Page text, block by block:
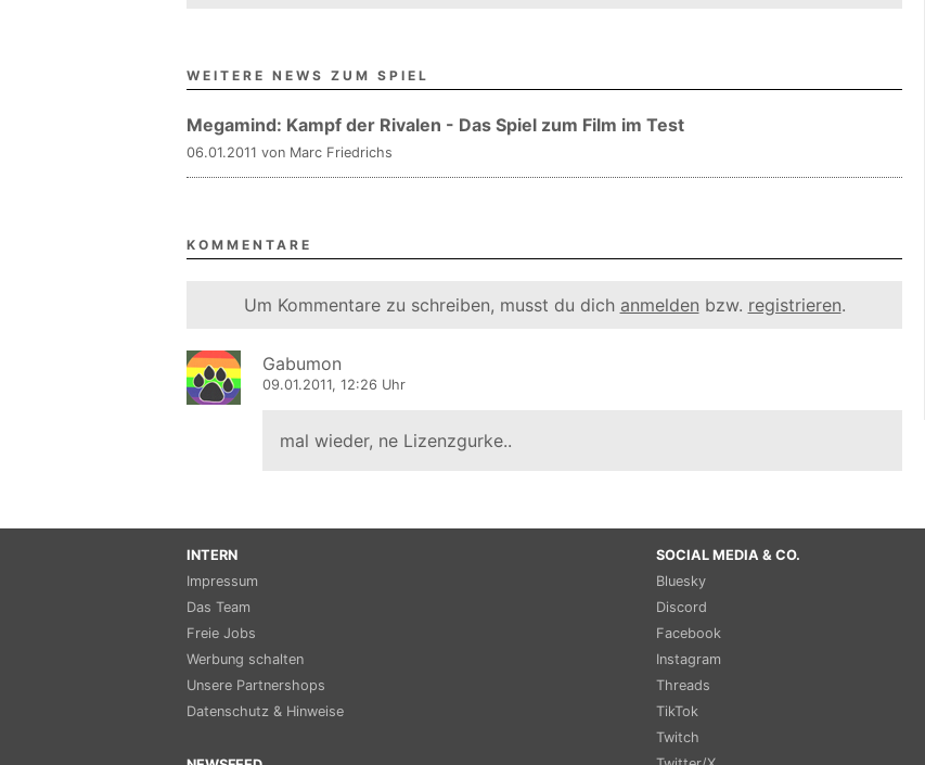
WEITERE NEWS ZUM SPIEL
Megamind: Kampf der Rivalen - Das Spiel zum Film im Test
06.01.2011 von Marc Friedrichs
KOMMENTARE
Um Kommentare zu schreiben, musst du dich anmelden bzw. registrieren.
Gabumon
09.01.2011, 12:26 Uhr
mal wieder, ne Lizenzgurke..
INTERN
Impressum
Das Team
Freie Jobs
Werbung schalten
Unsere Partnershops
Datenschutz & Hinweise
SOCIAL MEDIA & CO.
Bluesky
Discord
Facebook
Instagram
Threads
TikTok
Twitch